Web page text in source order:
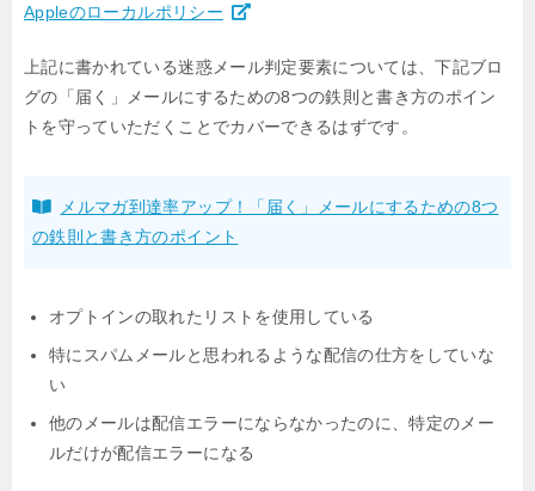
Appleのローカルポリシー
上記に書かれている迷惑メール判定要素については、下記ブロ
グの「届く」メールにするための8つの鉄則と書き方のポイン
トを守っていただくことでカバーできるはずです。
メルマガ到達率アップ！「届く」メールにするための8つ
の鉄則と書き方のポイント
オプトインの取れたリストを使用している
特にスパムメールと思われるような配信の仕方をしていな
い
他のメールは配信エラーにならなかったのに、特定のメー
ルだけが配信エラーになる